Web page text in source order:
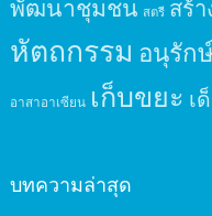
พัฒนาชุมชน สตรี สร้
หัตถกรรม อนุรัก
อาสาอาเซียน เก็บขยะ เ
บทความล่าสุด